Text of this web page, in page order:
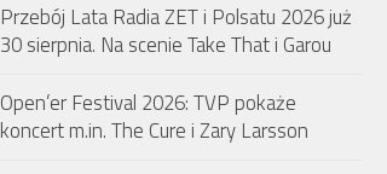
Przebój Lata Radia ZET i Polsatu 2026 już
30 sierpnia. Na scenie Take That i Garou
Open’er Festival 2026: TVP pokaże
koncert m.in. The Cure i Zary Larsson